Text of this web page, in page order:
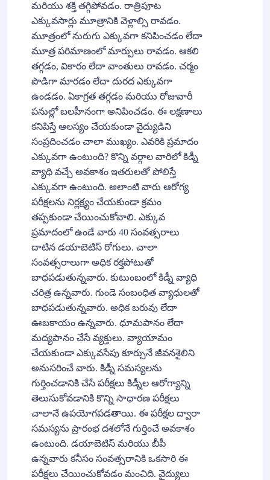
మరియు శక్తి తగ్గిపోవడం. రాత్రిపూట
ఎక్కువసార్లు మూత్రానికి వెళ్లాల్సి రావడం.
మూత్రంలో నురుగు ఎక్కువగా కనిపించడం లేదా
మూత్ర పరిమాణంలో మార్పులు రావడం. ఆకలి
తగ్గడం, వికారం లేదా వాంతులు రావడం. చర్మం
పొడిగా మారడం లేదా దురద ఎక్కువగా
ఉండడం. ఏకాగ్రత తగ్గడం మరియు రోజువారీ
పనుల్లో బలహీనంగా అనిపించడం. ఈ లక్షణాలు
కనిపిస్తే ఆలస్యం చేయకుండా వైద్యుడిని
సంప్రదించడం చాలా ముఖ్యం. ఎవరికి ప్రమాదం
ఎక్కువగా ఉంటుంది? కొన్ని వర్గాల వారిలో కిడ్నీ
వ్యాధి వచ్చే అవకాశం ఇతరులతో పోలిస్తే
ఎక్కువగా ఉంటుంది. అలాంటి వారు ఆరోగ్య
పరీక్షలను నిర్లక్ష్యం చేయకుండా క్రమం
తప్పకుండా చేయించుకోవాలి. ఎక్కువ
ప్రమాదంలో ఉండే వారు 40 సంవత్సరాలు
దాటిన డయాబెటిస్ రోగులు. చాలా
సంవత్సరాలుగా అధిక రక్తపోటుతో
బాధపడుతున్నవారు. కుటుంబంలో కిడ్నీ వ్యాధి
చరిత్ర ఉన్నవారు. గుండె సంబంధిత వ్యాధులతో
బాధపడుతున్నవారు. అధిక బరువు లేదా
ఊబకాయం ఉన్నవారు. ధూమపానం లేదా
మద్యపానం చేసే వ్యక్తులు. వ్యాయామం
చేయకుండా ఎక్కువసేపు కూర్చునే జీవనశైలిని
అనుసరించే వారు. కిడ్నీ సమస్యలను
గుర్తించడానికి చేసే పరీక్షలు కిడ్నీల ఆరోగ్యాన్ని
తెలుసుకోవడానికి కొన్ని సాధారణ పరీక్షలు
చాలానే ఉపయోగపడతాయి. ఈ పరీక్షల ద్వారా
సమస్యను ప్రారంభ దశలోనే గుర్తించే అవకాశం
ఉంటుంది. డయాబెటిస్ మరియు బీపీ
ఉన్నవారు కనీసం సంవత్సరానికి ఒకసారి ఈ
పరీక్షలు చేయించుకోవడం మంచిది. వైద్యులు